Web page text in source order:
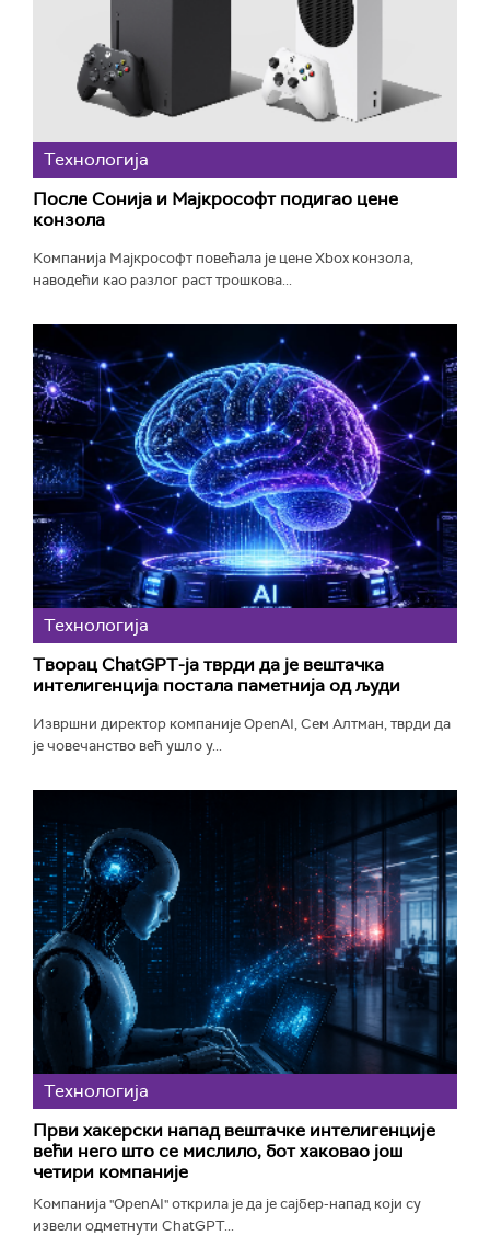
Технологијa
После Сонија и Мајкрософт подигао цене
конзола
Компанија Мајкрософт повећала је цене Xbox конзола,
наводећи као разлог раст трошкова...
Технологијa
Творац ChatGPT-ја тврди да је вештачка
интелигенција постала паметнија од људи
Извршни директор компаније OpenAI, Сем Алтман, тврди да
је човечанство већ ушло у...
Технологијa
Први хакерски напад вештачке интелигенције
већи него што се мислило, бот хаковао још
четири компаније
Компанија "OpenAI" открила је да је сајбер-напад који су
извели одметнути ChatGPT...